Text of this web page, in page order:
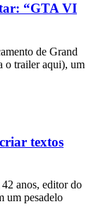
“GTA VI
de Grand
o trailer aqui), um
textos
anos, editor do
um pesadelo